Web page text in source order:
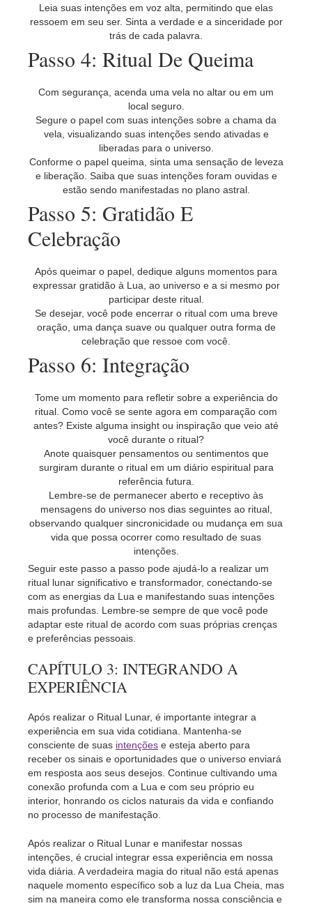
Leia suas intenções em voz alta, permitindo que elas
ressoem em seu ser. Sinta a verdade e a sinceridade por
trás de cada palavra.
Passo 4: Ritual De Queima
Com segurança, acenda uma vela no altar ou em um
local seguro.
Segure o papel com suas intenções sobre a chama da
vela, visualizando suas intenções sendo ativadas e
liberadas para o universo.
Conforme o papel queima, sinta uma sensação de leveza
e liberação. Saiba que suas intenções foram ouvidas e
estão sendo manifestadas no plano astral.
Passo 5: Gratidão E
Celebração
Após queimar o papel, dedique alguns momentos para
expressar gratidão à Lua, ao universo e a si mesmo por
participar deste ritual.
Se desejar, você pode encerrar o ritual com uma breve
oração, uma dança suave ou qualquer outra forma de
celebração que ressoe com você.
Passo 6: Integração
Tome um momento para refletir sobre a experiência do
ritual. Como você se sente agora em comparação com
antes? Existe alguma insight ou inspiração que veio até
você durante o ritual?
Anote quaisquer pensamentos ou sentimentos que
surgiram durante o ritual em um diário espiritual para
referência futura.
Lembre-se de permanecer aberto e receptivo às
mensagens do universo nos dias seguintes ao ritual,
observando qualquer sincronicidade ou mudança em sua
vida que possa ocorrer como resultado de suas
intenções.
Seguir este passo a passo pode ajudá-lo a realizar um
ritual lunar significativo e transformador, conectando-se
com as energias da Lua e manifestando suas intenções
mais profundas. Lembre-se sempre de que você pode
adaptar este ritual de acordo com suas próprias crenças
e preferências pessoais.
CAPÍTULO 3: INTEGRANDO A
EXPERIÊNCIA
Após realizar o Ritual Lunar, é importante integrar a
experiência em sua vida cotidiana. Mantenha-se
consciente de suas intenções e esteja aberto para
receber os sinais e oportunidades que o universo enviará
em resposta aos seus desejos. Continue cultivando uma
conexão profunda com a Lua e com seu próprio eu
interior, honrando os ciclos naturais da vida e confiando
no processo de manifestação.
Após realizar o Ritual Lunar e manifestar nossas
intenções, é crucial integrar essa experiência em nossa
vida diária. A verdadeira magia do ritual não está apenas
naquele momento específico sob a luz da Lua Cheia, mas
sim na maneira como ele transforma nossa consciência e